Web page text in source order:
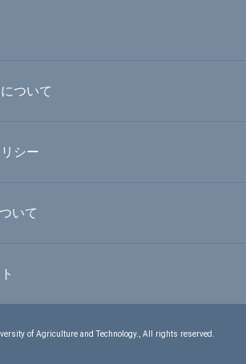
ついて
シー
いて
of Agriculture and Technology., All rights reserved.